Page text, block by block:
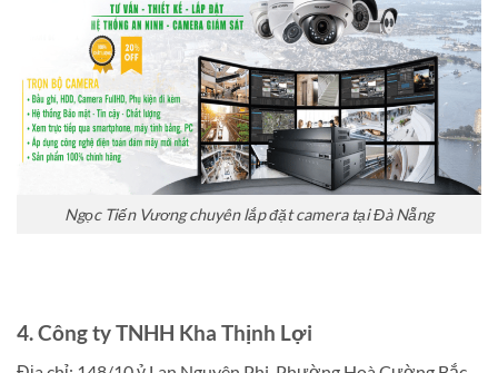
Ngọc Tiến Vương chuyên lắp đặt camera tại Đà Nẵng
4. Công ty TNHH Kha Thịnh Lợi